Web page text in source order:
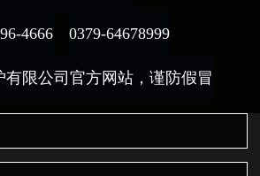
4666 0379-64678999
有限公司官方网站，谨防假冒